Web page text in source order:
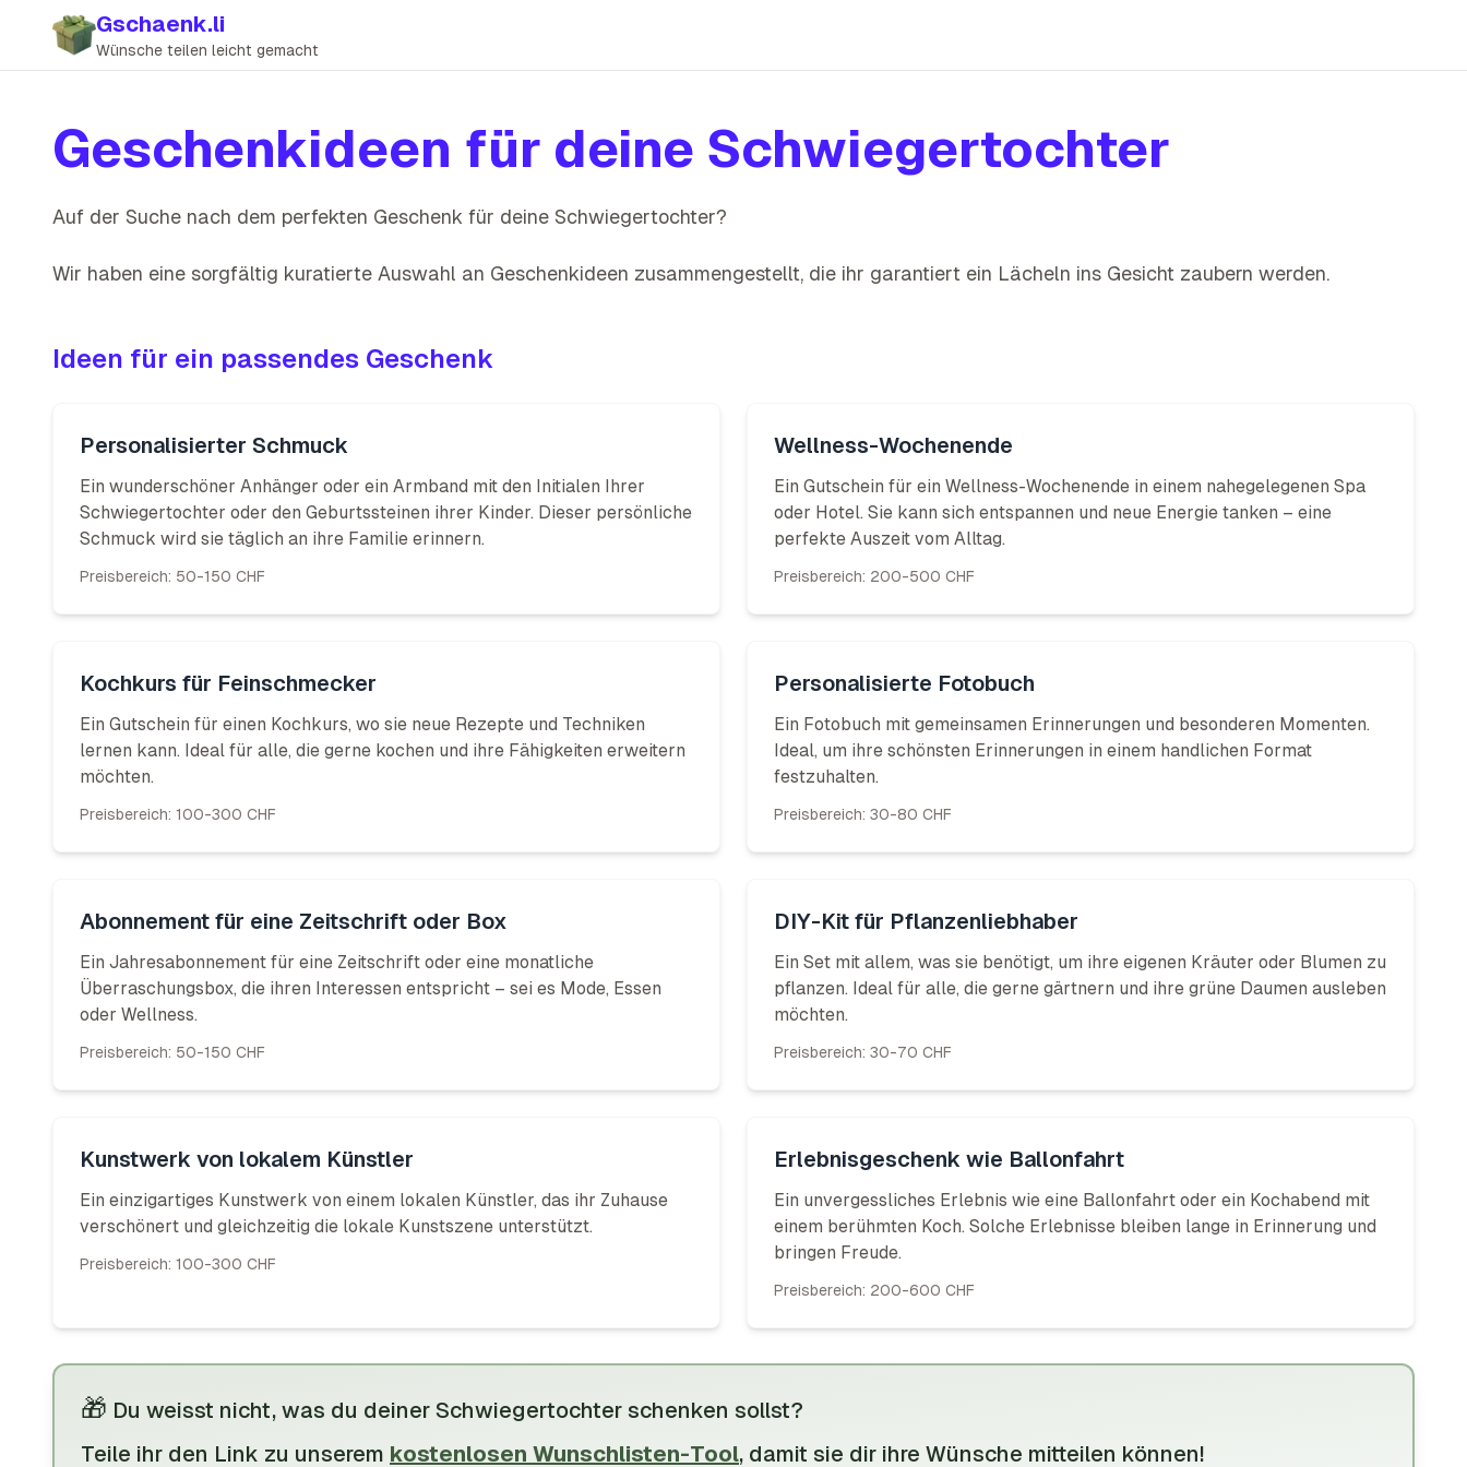
Gschaenk.li
Wünsche teilen leicht gemacht
Geschenkideen für deine Schwiegertochter
Auf der Suche nach dem perfekten Geschenk für deine Schwiegertochter?
Wir haben eine sorgfältig kuratierte Auswahl an Geschenkideen zusammengestellt, die ihr garantiert ein Lächeln ins Gesicht zaubern werden.
Ideen für ein passendes Geschenk
Personalisierter Schmuck
Ein wunderschöner Anhänger oder ein Armband mit den Initialen Ihrer
Schwiegertochter oder den Geburtssteinen ihrer Kinder. Dieser persönliche
Schmuck wird sie täglich an ihre Familie erinnern.
Preisbereich: 50-150 CHF
Wellness-Wochenende
Ein Gutschein für ein Wellness-Wochenende in einem nahegelegenen Spa
oder Hotel. Sie kann sich entspannen und neue Energie tanken – eine
perfekte Auszeit vom Alltag.
Preisbereich: 200-500 CHF
Kochkurs für Feinschmecker
Ein Gutschein für einen Kochkurs, wo sie neue Rezepte und Techniken
lernen kann. Ideal für alle, die gerne kochen und ihre Fähigkeiten erweitern
möchten.
Preisbereich: 100-300 CHF
Personalisierte Fotobuch
Ein Fotobuch mit gemeinsamen Erinnerungen und besonderen Momenten.
Ideal, um ihre schönsten Erinnerungen in einem handlichen Format
festzuhalten.
Preisbereich: 30-80 CHF
Abonnement für eine Zeitschrift oder Box
Ein Jahresabonnement für eine Zeitschrift oder eine monatliche
Überraschungsbox, die ihren Interessen entspricht – sei es Mode, Essen
oder Wellness.
Preisbereich: 50-150 CHF
DIY-Kit für Pflanzenliebhaber
Ein Set mit allem, was sie benötigt, um ihre eigenen Kräuter oder Blumen zu
pflanzen. Ideal für alle, die gerne gärtnern und ihre grüne Daumen ausleben
möchten.
Preisbereich: 30-70 CHF
Kunstwerk von lokalem Künstler
Ein einzigartiges Kunstwerk von einem lokalen Künstler, das ihr Zuhause
verschönert und gleichzeitig die lokale Kunstszene unterstützt.
Preisbereich: 100-300 CHF
Erlebnisgeschenk wie Ballonfahrt
Ein unvergessliches Erlebnis wie eine Ballonfahrt oder ein Kochabend mit
einem berühmten Koch. Solche Erlebnisse bleiben lange in Erinnerung und
bringen Freude.
Preisbereich: 200-600 CHF
🎁 Du weisst nicht, was du deiner Schwiegertochter schenken sollst?
Teile ihr den Link zu unserem kostenlosen Wunschlisten-Tool, damit sie dir ihre Wünsche mitteilen können!